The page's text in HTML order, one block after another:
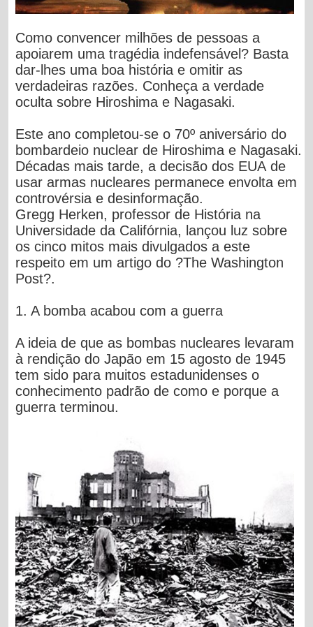
Como convencer milhões de pessoas a
apoiarem uma tragédia indefensável? Basta
dar-lhes uma boa história e omitir as
verdadeiras razões. Conheça a verdade
oculta sobre Hiroshima e Nagasaki.
Este ano completou-se o 70º aniversário do
bombardeio nuclear de Hiroshima e Nagasaki.
Décadas mais tarde, a decisão dos EUA de
usar armas nucleares permanece envolta em
controvérsia e desinformação.
Gregg Herken, professor de História na
Universidade da Califórnia, lançou luz sobre
os cinco mitos mais divulgados a este
respeito em um artigo do ?The Washington
Post?.
1. A bomba acabou com a guerra
A ideia de que as bombas nucleares levaram
à rendição do Japão em 15 agosto de 1945
tem sido para muitos estadunidenses o
conhecimento padrão de como e porque a
guerra terminou.